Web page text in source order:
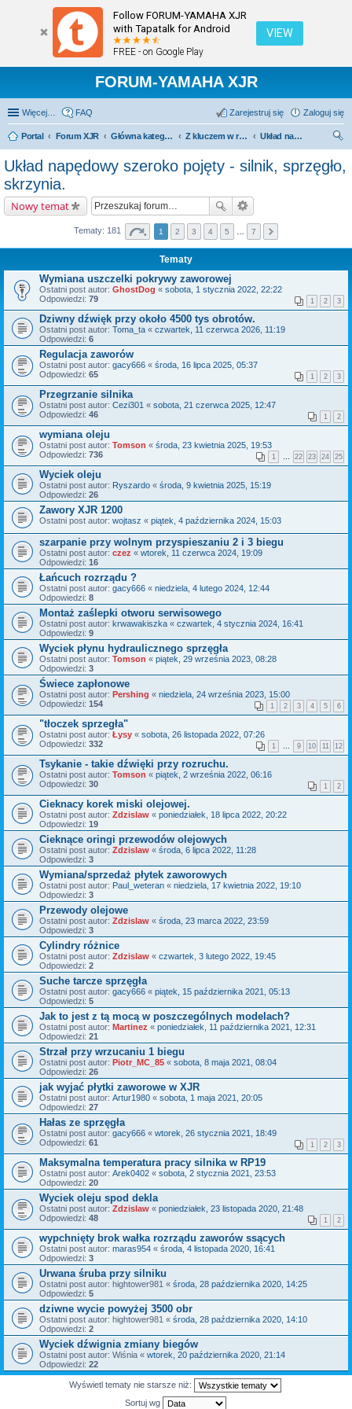
Follow FORUM-YAMAHA XJR
with Tapatalk for Android
FREE - on Google Play
VIEW
FORUM-YAMAHA XJR
Więcej… FAQ Zaloguj się
Zarejestruj się
Portal Forum XJR Główna kategoria forum Z kluczem w ręku.
Układ napędowy szeroko pojęty - silnik, sprzęgło, skrzynia.
kaj
Układ napędowy szeroko pojęty - silnik, sprzęgło,
skrzynia.
Nowy temat
Tematy: 181 1 2 3 4 5 … 7
Tematy
Wymiana uszczelki pokrywy zaworowej
Ostatni post autor: GhostDog « sobota, 1 stycznia 2022, 22:22
Odpowiedzi: 79 1 2 3
Dziwny dźwięk przy około 4500 tys obrotów.
Ostatni post autor: Toma_ta « czwartek, 11 czerwca 2026, 11:19
Odpowiedzi: 6
Regulacja zaworów
Ostatni post autor: gacy666 « środa, 16 lipca 2025, 05:37
Odpowiedzi: 65 1 2 3
Przegrzanie silnika
Ostatni post autor: Cezi301 « sobota, 21 czerwca 2025, 12:47
Odpowiedzi: 46 1 2
wymiana oleju
Ostatni post autor: Tomson « środa, 23 kwietnia 2025, 19:53
Odpowiedzi: 736 1 … 22 23 24 25
Wyciek oleju
Ostatni post autor: Ryszardo « środa, 9 kwietnia 2025, 15:19
Odpowiedzi: 26
Zawory XJR 1200
Ostatni post autor: wojtasz « piątek, 4 października 2024, 15:03
szarpanie przy wolnym przyspieszaniu 2 i 3 biegu
Ostatni post autor: czez « wtorek, 11 czerwca 2024, 19:09
Odpowiedzi: 16
Łańcuch rozrządu ?
Ostatni post autor: gacy666 « niedziela, 4 lutego 2024, 12:44
Odpowiedzi: 8
Montaż zaślepki otworu serwisowego
Ostatni post autor: krwawakiszka « czwartek, 4 stycznia 2024, 16:41
Odpowiedzi: 9
Wyciek płynu hydraulicznego sprzęgła
Ostatni post autor: Tomson « piątek, 29 września 2023, 08:28
Odpowiedzi: 3
Świece zapłonowe
Ostatni post autor: Pershing « niedziela, 24 września 2023, 15:00
Odpowiedzi: 154 1 2 3 4 5 6
"tłoczek sprzegła"
Ostatni post autor: Łysy « sobota, 26 listopada 2022, 07:26
Odpowiedzi: 332 1 … 9 10 11 12
Tsykanie - takie dźwięki przy rozruchu.
Ostatni post autor: Tomson « piątek, 2 września 2022, 06:16
Odpowiedzi: 30 1 2
Cieknacy korek miski olejowej.
Ostatni post autor: Zdzislaw « poniedziałek, 18 lipca 2022, 20:22
Odpowiedzi: 19
Cieknące oringi przewodów olejowych
Ostatni post autor: Zdzislaw « środa, 6 lipca 2022, 11:28
Odpowiedzi: 3
Wymiana/sprzedaż płytek zaworowych
Ostatni post autor: Paul_weteran « niedziela, 17 kwietnia 2022, 19:10
Odpowiedzi: 3
Przewody olejowe
Ostatni post autor: Zdzislaw « środa, 23 marca 2022, 23:59
Odpowiedzi: 3
Cylindry różnice
Ostatni post autor: Zdzislaw « czwartek, 3 lutego 2022, 19:45
Odpowiedzi: 2
Suche tarcze sprzęgła
Ostatni post autor: gacy666 « piątek, 15 października 2021, 05:13
Odpowiedzi: 5
Jak to jest z tą mocą w poszczególnych modelach?
Ostatni post autor: Martinez « poniedziałek, 11 października 2021, 12:31
Odpowiedzi: 21
Strzał przy wrzucaniu 1 biegu
Ostatni post autor: Piotr_MC_85 « sobota, 8 maja 2021, 08:04
Odpowiedzi: 26
jak wyjać płytki zaworowe w XJR
Ostatni post autor: Artur1980 « sobota, 1 maja 2021, 20:05
Odpowiedzi: 27
Hałas ze sprzęgła
Ostatni post autor: gacy666 « wtorek, 26 stycznia 2021, 18:49
Odpowiedzi: 61 1 2 3
Maksymalna temperatura pracy silnika w RP19
Ostatni post autor: Arek0402 « sobota, 2 stycznia 2021, 23:53
Odpowiedzi: 20
Wyciek oleju spod dekla
Ostatni post autor: Zdzislaw « poniedziałek, 23 listopada 2020, 21:48
Odpowiedzi: 48 1 2
wypchnięty brok wałka rozrządu zaworów ssących
Ostatni post autor: maras954 « środa, 4 listopada 2020, 16:41
Odpowiedzi: 3
Urwana śruba przy silniku
Ostatni post autor: hightower981 « środa, 28 października 2020, 14:25
Odpowiedzi: 5
dziwne wycie powyżej 3500 obr
Ostatni post autor: hightower981 « środa, 28 października 2020, 14:10
Odpowiedzi: 2
Wyciek dźwignia zmiany biegów
Ostatni post autor: Wiśnia « wtorek, 20 października 2020, 21:14
Odpowiedzi: 22
Wyświetl tematy nie starsze niż:
Sortuj wg